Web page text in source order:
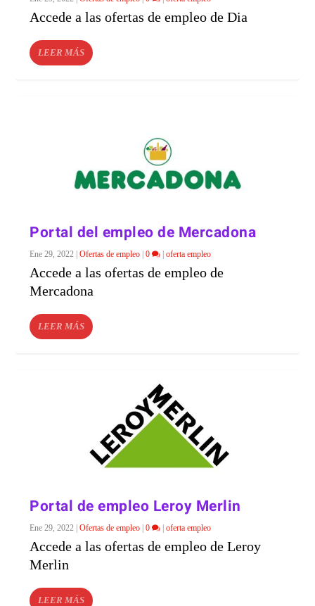
Accede a las ofertas de empleo de Dia
LEER MÁS
Portal del empleo de Mercadona
Ene 29, 2022 |Ofertas de empleo |0 |oferta empleo
Accede a las ofertas de empleo de
Mercadona
LEER MÁS
Portal de empleo Leroy Merlin
Ene 29, 2022 |Ofertas de empleo |0 |oferta empleo
Accede a las ofertas de empleo de Leroy
Merlin
LEER MÁS